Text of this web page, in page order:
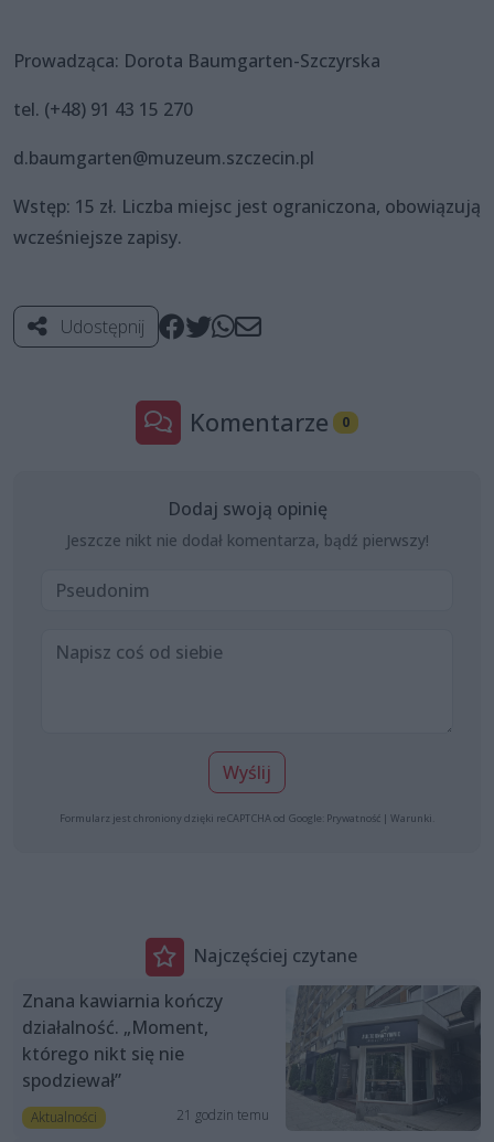
Prowadząca: Dorota Baumgarten-Szczyrska
tel. (+48) 91 43 15 270
d.baumgarten@muzeum.szczecin.pl
Wstęp: 15 zł. Liczba miejsc jest ograniczona, obowiązują
wcześniejsze zapisy.
Udostępnij
Komentarze 0
Dodaj swoją opinię
Jeszcze nikt nie dodał komentarza, bądź pierwszy!
Wyślij
Formularz jest chroniony dzięki reCAPTCHA od Google: Prywatność | Warunki
Najczęściej czytane
Znana kawiarnia kończy
działalność. „Moment,
którego nikt się nie
spodziewał”
Aktualności 21 godzin temu